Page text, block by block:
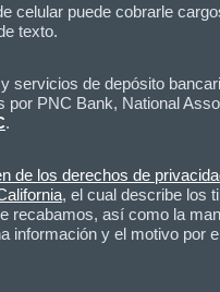
celular puede cobrarle
texto.
servicios de depósito
por PNC Bank, National
.
de los derechos de
, el cual describe los
recabamos, así como la
información y el motivo por